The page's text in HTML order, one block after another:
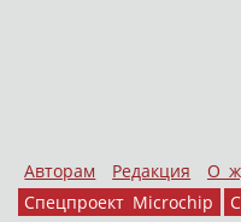
Авторам Редакция О
Спецпроект Microchip